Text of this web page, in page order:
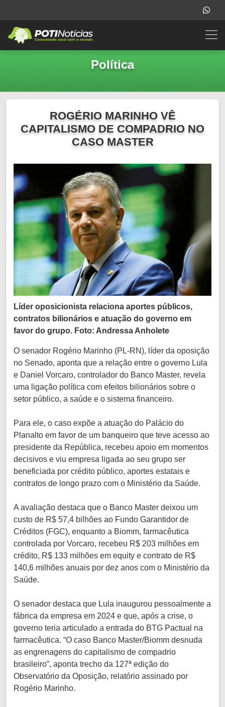
Política
ROGÉRIO MARINHO VÊ
CAPITALISMO DE COMPADRIO NO
CASO MASTER
Líder oposicionista relaciona aportes públicos,
contratos bilionários e atuação do governo em
favor do grupo. Foto: Andressa Anholete
O senador Rogério Marinho (PL-RN), líder da oposição
no Senado, aponta que a relação entre o governo Lula
e Daniel Vorcaro, controlador do Banco Master, revela
uma ligação política com efeitos bilionários sobre o
setor público, a saúde e o sistema financeiro.
Para ele, o caso expõe a atuação do Palácio do
Planalto em favor de um banqueiro que teve acesso ao
presidente da República, recebeu apoio em momentos
decisivos e viu empresa ligada ao seu grupo ser
beneficiada por crédito público, aportes estatais e
contratos de longo prazo com o Ministério da Saúde.
A avaliação destaca que o Banco Master deixou um
custo de R$ 57,4 bilhões ao Fundo Garantidor de
Créditos (FGC), enquanto a Biomm, farmacêutica
controlada por Vorcaro, recebeu R$ 203 milhões em
crédito, R$ 133 milhões em equity e contrato de R$
140,6 milhões anuais por dez anos com o Ministério da
Saúde.
O senador destaca que Lula inaugurou pessoalmente a
fábrica da empresa em 2024 e que, após a crise, o
governo teria articulado a entrada do BTG Pactual na
farmacêutica. “O caso Banco Master/Biomm desnuda
as engrenagens do capitalismo de compadrio
brasileiro”, aponta trecho da 127ª edição do
Observatório da Oposição, relatório assinado por
Rogério Marinho.